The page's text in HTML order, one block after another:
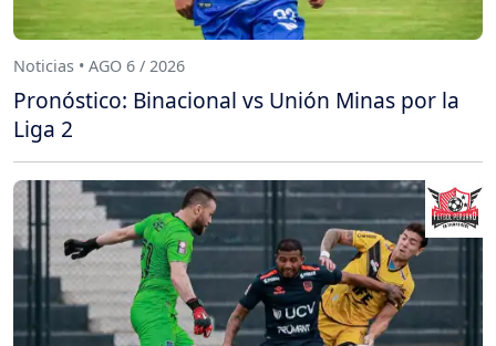
Noticias • AGO 6 / 2026
Pronóstico: Binacional vs Unión Minas por la
Liga 2